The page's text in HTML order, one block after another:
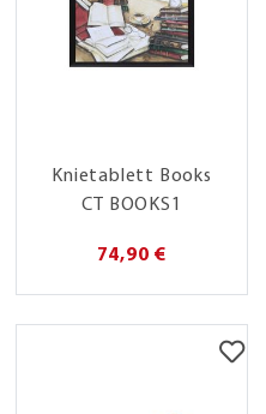
Knietablett Books
CT BOOKS1
74,90 €